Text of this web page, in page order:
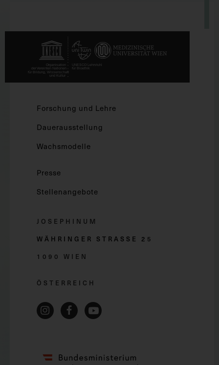
Forschung und Lehre
Dauerausstellung
Wachsmodelle
Presse
Stellenangebote
JOSEPHINUM
WÄHRINGER STRASSE 2 5
1090 WIEN
ÖSTERREICH